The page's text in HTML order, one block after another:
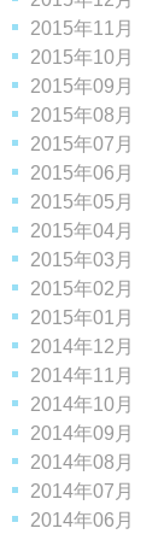
2015年11月
2015年10月
2015年09月
2015年08月
2015年07月
2015年06月
2015年05月
2015年04月
2015年03月
2015年02月
2015年01月
2014年12月
2014年11月
2014年10月
2014年09月
2014年08月
2014年07月
2014年06月